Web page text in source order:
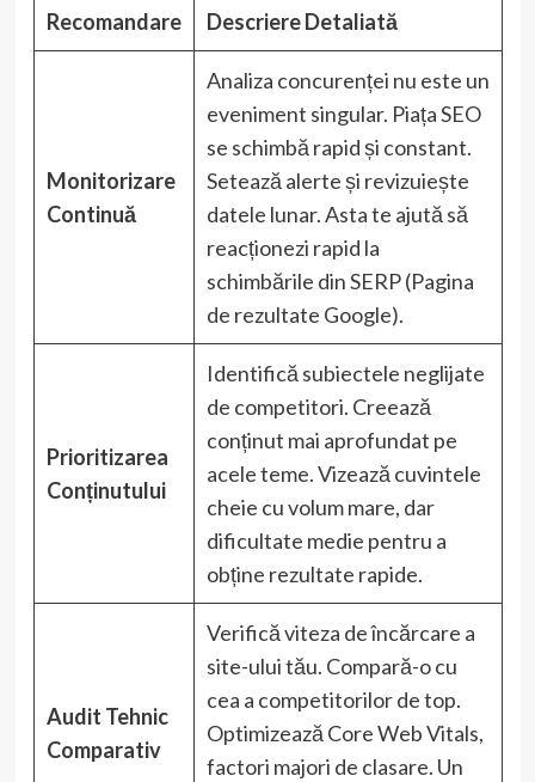
Recomandare Descriere Detaliată
Monitorizare
Continuă
Analiza concurenței nu este un
eveniment singular. Piața SEO
se schimbă rapid și constant.
Setează alerte și revizuiește
datele lunar. Asta te ajută să
reacționezi rapid la
schimbările din SERP (Pagina
de rezultate Google).
Prioritizarea
Conținutului
Identifică subiectele neglijate
de competitori. Creează
conținut mai aprofundat pe
acele teme. Vizează cuvintele
cheie cu volum mare, dar
dificultate medie pentru a
obține rezultate rapide.
Audit Tehnic
Comparativ
Verifică viteza de încărcare a
site-ului tău. Compară-o cu
cea a competitorilor de top.
Optimizează Core Web Vitals,
factori majori de clasare. Un